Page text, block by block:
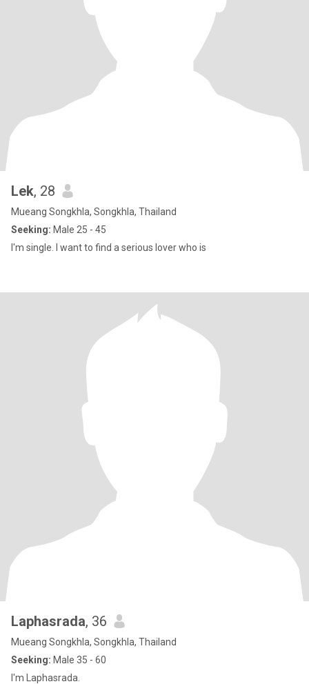
Lek, 28
Mueang Songkhla, Songkhla, Thailand
Seeking: Male 25 - 45
I'm single. I want to find a serious lover who is
Laphasrada, 36
Mueang Songkhla, Songkhla, Thailand
Seeking: Male 35 - 60
I'm Laphasrada.